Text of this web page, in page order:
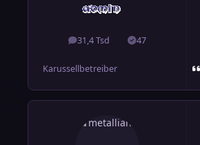
31,4 Tsd
Beiträge 47
Lösungen
Karussellbetreiber